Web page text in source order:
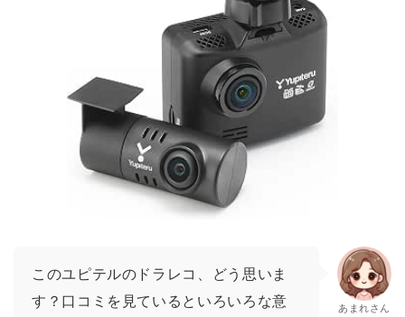
このユピテルのドラレコ、どう思いま
す？口コミを見ているといろいろな意
あまれさん